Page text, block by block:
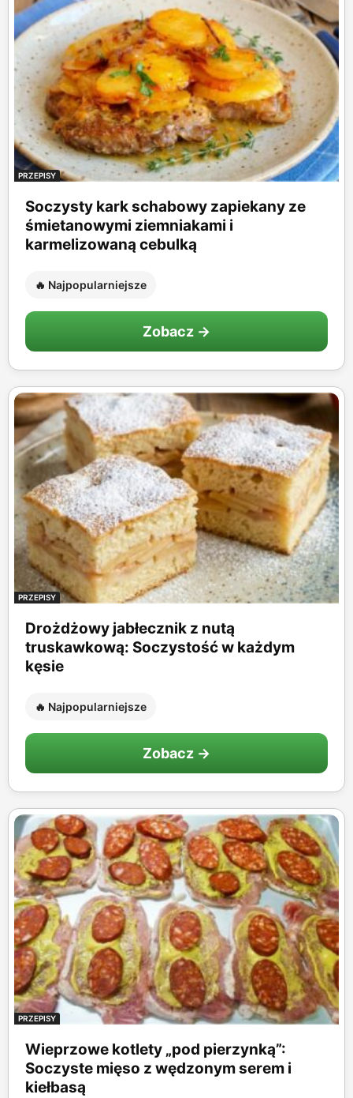
PRZEPISY
Soczysty kark schabowy zapiekany ze
śmietanowymi ziemniakami i
karmelizowaną cebulką
🔥 Najpopularniejsze
Zobacz →
PRZEPISY
Drożdżowy jabłecznik z nutą
truskawkową: Soczystość w każdym
kęsie
🔥 Najpopularniejsze
Zobacz →
PRZEPISY
Wieprzowe kotlety „pod pierzynką”:
Soczyste mięso z wędzonym serem i
kiełbasą